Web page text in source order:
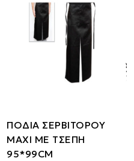
ΠΟΔΙΑ ΣΕΡΒΙΤΟΡΟΥ
MAXI ΜΕ ΤΣΕΠΗ
95*99CM